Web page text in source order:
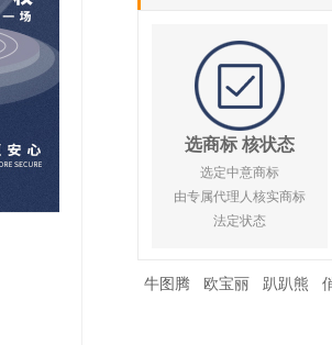
选商标 核状态
选定中意商标
由专属代理人核实商标
法定状态
牛图腾 欧宝丽 趴趴熊